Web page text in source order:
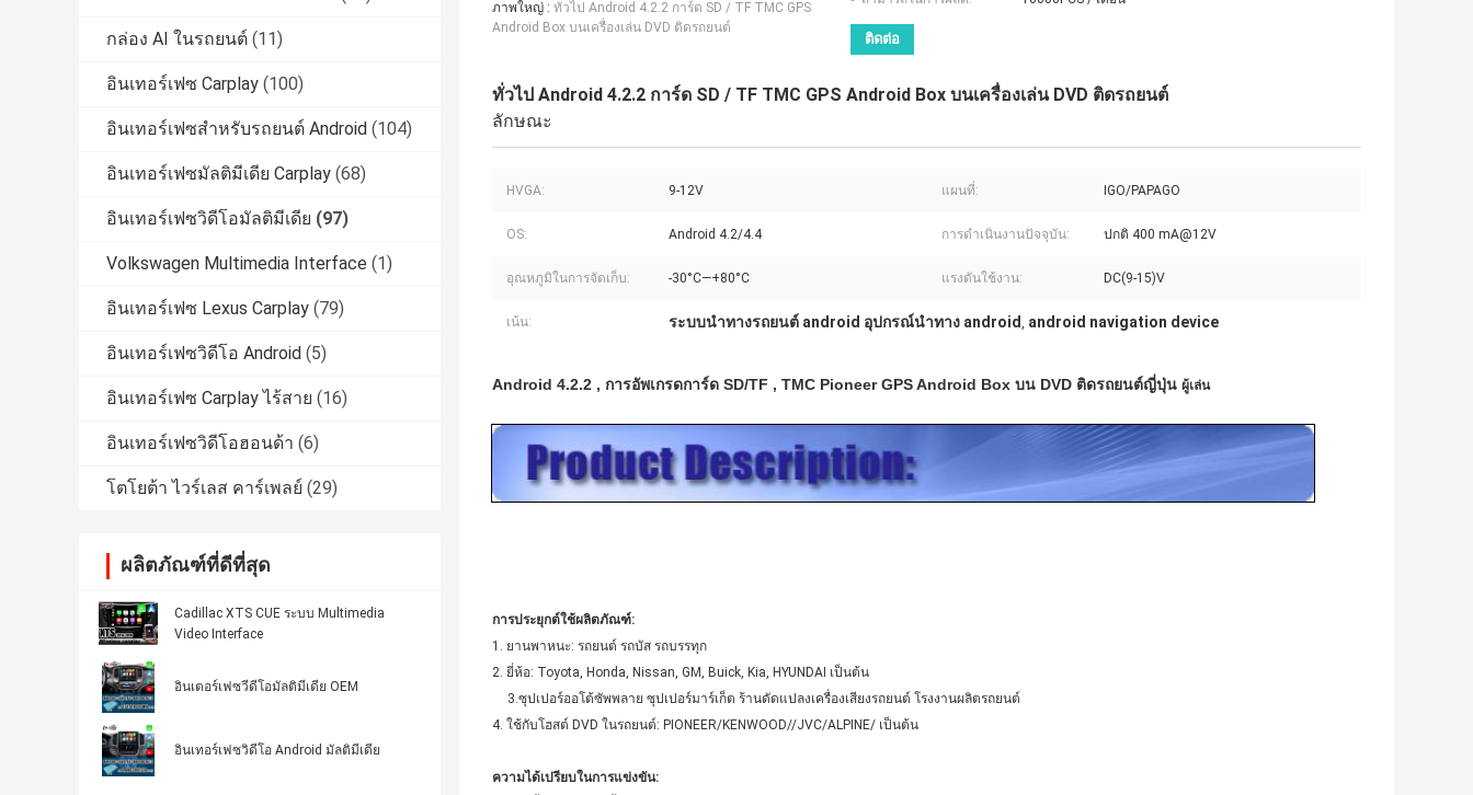
กล่อง AI ในรถยนต์ (11)
อินเทอร์เฟซ Carplay (100)
อินเทอร์เฟซสำหรับรถยนต์ Android (104)
อินเทอร์เฟซมัลติมีเดีย Carplay (68)
อินเทอร์เฟซวิดีโอมัลติมีเดีย (97)
Volkswagen Multimedia Interface (1)
อินเทอร์เฟซ Lexus Carplay (79)
อินเทอร์เฟซวิดีโอ Android (5)
อินเทอร์เฟซ Carplay ไร้สาย (16)
อินเทอร์เฟซวิดีโอฮอนด้า (6)
โตโยต้า ไวร์เลส คาร์เพลย์ (29)
ผลิตภัณฑ์ที่ดีที่สุด
Cadillac XTS CUE ระบบ Multimedia
Video Interface
อินเตอร์เฟซวีดีโอมัลติมีเดีย OEM
อินเทอร์เฟซวิดีโอ Android มัลติมีเดีย
ภาพใหญ่ : ทั่วไป Android 4.2.2 การ์ด SD / TF TMC GPS
Android Box บนเครื่องเล่น DVD ติดรถยนต์
ติดต่อ
ทั่วไป Android 4.2.2 การ์ด SD / TF TMC GPS Android Box บนเครื่องเล่น DVD ติดรถยนต์
ลักษณะ
HVGA: 9-12V แผนที่: IGO/PAPAGO
OS: Android 4.2/4.4 การดำเนินงานปัจจุบัน: ปกติ 400 mA@12V
อุณหภูมิในการจัดเก็บ: -30°C—+80°C แรงดันใช้งาน: DC(9-15)V
เน้น: ระบบนำทางรถยนต์ android อุปกรณ์นำทาง android, android navigation device
Android 4.2.2 , การอัพเกรดการ์ด SD/TF , TMC Pioneer GPS Android Box บน DVD ติดรถยนต์ญี่ปุ่น ผู้เล่น
การประยุกต์ใช้ผลิตภัณฑ์:
1. ยานพาหนะ: รถยนต์ รถบัส รถบรรทุก
2. ยี่ห้อ: Toyota, Honda, Nissan, GM, Buick, Kia, HYUNDAI เป็นต้น
3.ซุปเปอร์ออโต้ซัพพลาย ซุปเปอร์มาร์เก็ต ร้านดัดแปลงเครื่องเสียงรถยนต์ โรงงานผลิตรถยนต์
4. ใช้กับโฮสต์ DVD ในรถยนต์: PIONEER/KENWOOD//JVC/ALPINE/ เป็นต้น
ความได้เปรียบในการแข่งขัน: